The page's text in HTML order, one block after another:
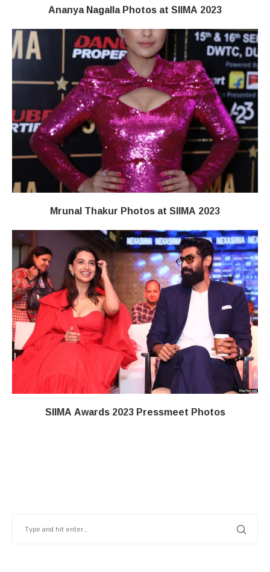
Ananya Nagalla Photos at SIIMA 2023
Mrunal Thakur Photos at SIIMA 2023
SIIMA Awards 2023 Pressmeet Photos